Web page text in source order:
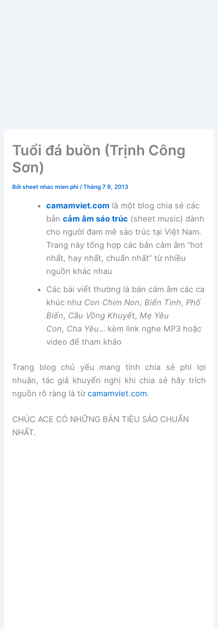
Tuổi đá buồn (Trịnh Công
Sơn)
Bởisheet nhac mien phi/Tháng 7 9, 2013
camamviet.com là một blog chia sẻ các
bản cảm âm sáo trúc (sheet music) dành
cho người đam mê sáo trúc tại Việt Nam.
Trang này tổng hợp các bản cảm âm “hot
nhất, hay nhất, chuẩn nhất” từ nhiều
nguồn khác nhau
Các bài viết thường là bản cảm âm các ca
khúc như Con Chim Non, Biển Tình, Phố
Biển, Cầu Vồng Khuyết, Mẹ Yêu
Con, Cha Yêu… kèm link nghe MP3 hoặc
video để tham khảo
Trang blog chủ yếu mang tính chia sẻ phi lợi
nhuận, tác giả khuyến nghị khi chia sẻ hãy trích
nguồn rõ ràng là từcamamviet.com.
CHÚC ACE CÓ NHỮNG BẢN TIÊU SÁO CHUẨN
NHẤT.